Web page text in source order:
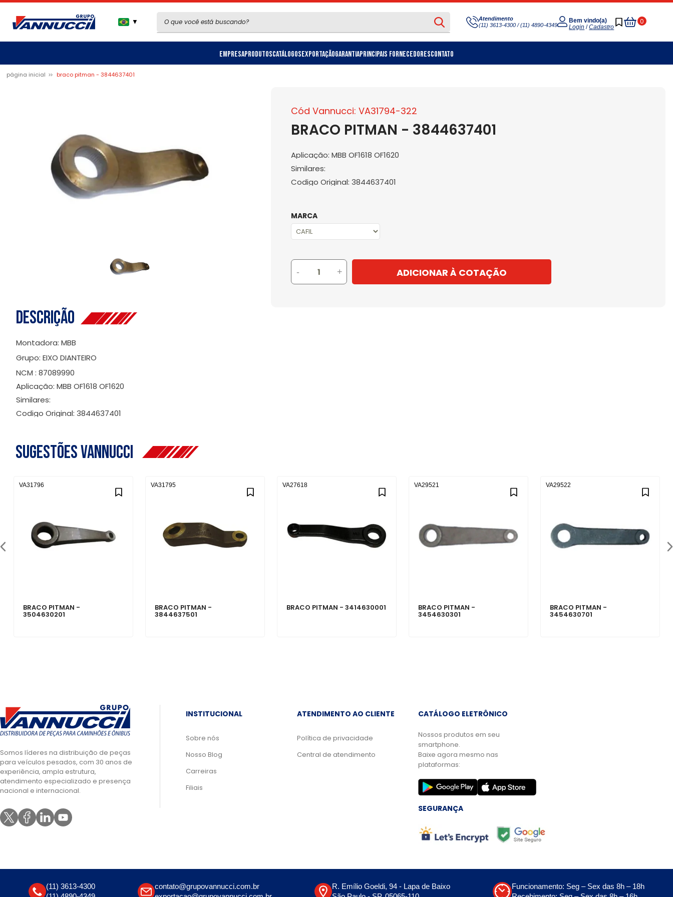
▼
Atendimento
(11) 3613-4300 / (11) 4890-4349
Bem vindo(a)
Login /Cadastro
0
Meu
Carrinho
EmpresaProdutosCatálogosExportaçãoGarantiaPrincipais FornecedoresContato
página inicial braco pitman - 3844637401
Cód Vannucci: VA31794-322
BRACO PITMAN - 3844637401
Aplicação: MBB OF1618 OF1620
Similares:
Codigo Original: 3844637401
MARCA
- + ADICIONAR À COTAÇÃO
Descrição
Montadora: MBB
Grupo: EIXO DIANTEIRO
NCM : 87089990
Aplicação: MBB OF1618 OF1620
Similares:
Codigo Original: 3844637401
Sugestões Vannucci
BRACO PITMAN -
3504630201
VA31796
BRACO PITMAN -
3844637501
VA31795
BRACO PITMAN - 3414630001
VA27618
BRACO PITMAN -
3454630301
VA29521
BRACO PITMAN -
3454630701
VA29522
Somos líderes na distribuição de peças
para veículos pesados, com 30 anos de
experiência, ampla estrutura,
atendimento especializado e presença
nacional e internacional.
INSTITUCIONAL
Sobre nós
Nosso Blog
Carreiras
Filiais
ATENDIMENTO AO CLIENTE
Política de privacidade
Central de atendimento
CATÁLOGO ELETRÔNICO
Nossos produtos em seu
smartphone.
Baixe agora mesmo nas
plataformas:
SEGURANÇA
(11) 3613-4300
contato@grupovannucci.com.br
R. Emílio Goeldi, 94 - Lapa de Baixo
Funcionamento: Seg – Sex das 8h – 18h